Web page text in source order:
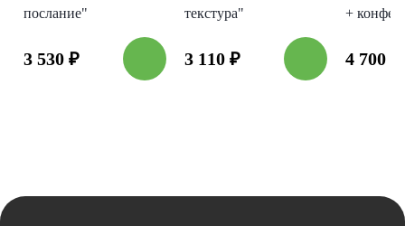
послание"
3 530 ₽
текстура"
3 110 ₽
+
4 700